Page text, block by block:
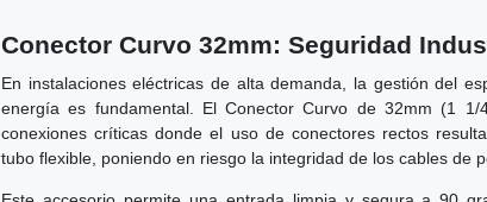
Conector Curvo 32mm: Seguridad
En instalaciones eléctricas de alta demanda, la gestión del
energía es fundamental. El Conector Curvo de 32mm (1
conexiones críticas donde el uso de conectores rectos
tubo flexible, poniendo en riesgo la integridad de los cables de